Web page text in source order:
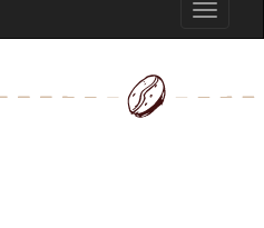
Toggle